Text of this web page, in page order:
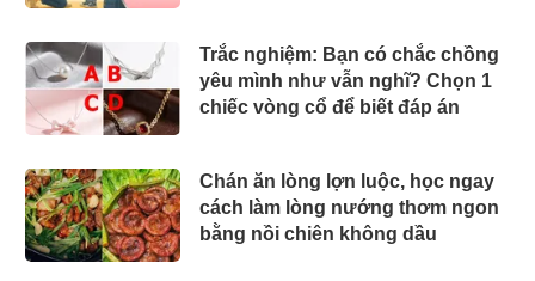
Trắc nghiệm: Bạn có chắc chồng
yêu mình như vẫn nghĩ? Chọn 1
chiếc vòng cổ để biết đáp án
Chán ăn lòng lợn luộc, học ngay
cách làm lòng nướng thơm ngon
bằng nồi chiên không dầu